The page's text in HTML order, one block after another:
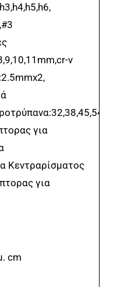
v
για
Κεντραρίσματος
για
cm